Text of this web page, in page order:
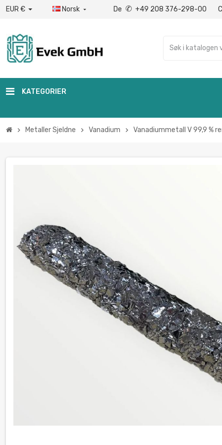
EUR € Norsk  De ✆ +49 208 376-298-00
KATEGORIER
chevron_right Metaller Sjeldne chevron_right Vanadium chevron_right Vanadiummetall V 99,9 %